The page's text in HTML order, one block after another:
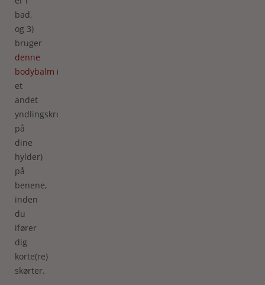
bad,
og 3)
bruger
denne
bodybalm (eller
et
andet
yndlingskropsprodukt
på
dine
hylder)
på
benene,
inden
du
ifører
dig
korte(re)
skørter.